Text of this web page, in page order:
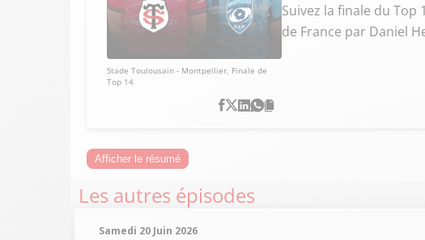
Stade Toulousain - Montpellier, Finale de
Top 14
Suivez la finale du
de France par Daniel
Afficher le résumé
Les autres épisodes
Samedi 20 Juin 2026